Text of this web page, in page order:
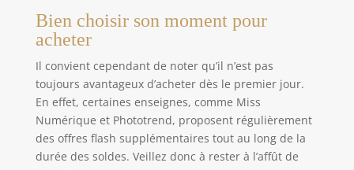
Bien choisir son moment pour
acheter
Il convient cependant de noter qu’il n’est pas
toujours avantageux d’acheter dès le premier jour.
En effet, certaines enseignes, comme Miss
Numérique et Phototrend, proposent régulièrement
des offres flash supplémentaires tout au long de la
durée des soldes. Veillez donc à rester à l’affût de